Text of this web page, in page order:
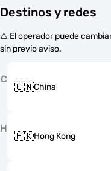
Destinos y redes
⚠️ El operador puede
sin previo aviso.
C
🇨🇳China
H
🇭🇰Hong Kong